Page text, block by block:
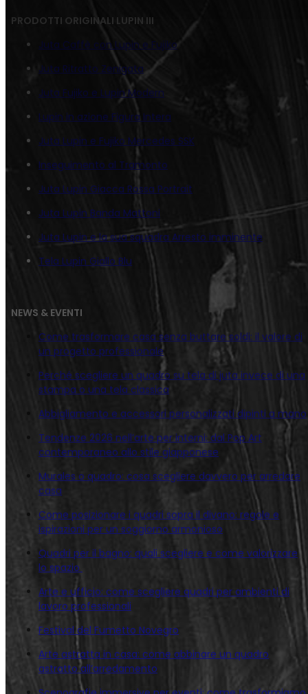
PRODOTTI ORIGINALI LUPIN III
Juta Caffè con Lupin e Fujiko
Juta Ritratto Zenigata
Juta Fujiko e Lupin Modern
Lupin in azione Figura Intera
Juta Lupin e Fujiko Mercedes SSK
Inseguimento al Tramonto
Juta Lupin Giacca Rossa Portrait
Juta Lupin Banda Mattoni
Juta Lupin e la sua squadra Arresto imminente
Tela Lupin Giallo Blu
NEWS & EVENTI
Come trasformare casa senza buttare soldi: il valore di
un progetto professionale
Perché scegliere un quadro su tela di juta invece di una
stampa o una tela classica
Abbigliamento e accessori personalizzati dipinti a mano
Tendenze 2026 nell’arte per interni: dal Pop Art
contemporaneo allo stile giapponese
Murales o quadro: cosa scegliere davvero per arredare
casa
Come posizionare i quadri sopra il divano: regole e
ispirazioni per un soggiorno armonioso
Quadri per il bagno: quali scegliere e come valorizzare
lo spazio
Arte e ufficio: come scegliere quadri per ambienti di
lavoro professionali
Festival del Fumetto Novegro
Arte astratta in casa: come abbinare un quadro
astratto all’arredamento